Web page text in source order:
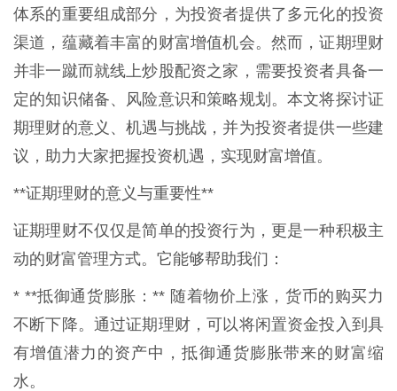
体系的重要组成部分，为投资者提供了多元化的投资
渠道，蕴藏着丰富的财富增值机会。然而，证期理财
并非一蹴而就线上炒股配资之家，需要投资者具备一
定的知识储备、风险意识和策略规划。本文将探讨证
期理财的意义、机遇与挑战，并为投资者提供一些建
议，助力大家把握投资机遇，实现财富增值。
**证期理财的意义与重要性**
证期理财不仅仅是简单的投资行为，更是一种积极主
动的财富管理方式。它能够帮助我们：
* **抵御通货膨胀：** 随着物价上涨，货币的购买力
不断下降。通过证期理财，可以将闲置资金投入到具
有增值潜力的资产中，抵御通货膨胀带来的财富缩
水。